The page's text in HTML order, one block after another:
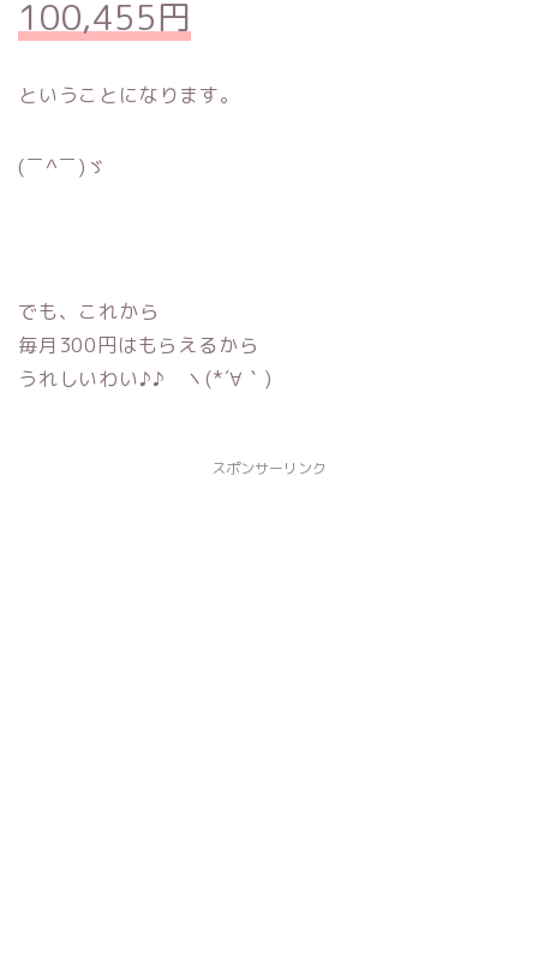
100,455円
ということになります。
(￣^￣)ゞ
でも、これから
毎月300円はもらえるから
うれしいわい♪♪ ヽ(*´∀｀)
スポンサーリンク